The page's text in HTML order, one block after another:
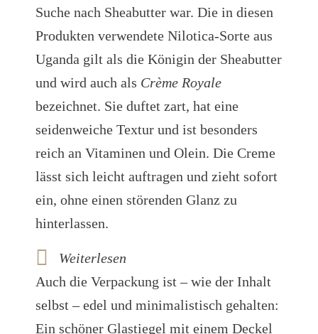
Suche nach Sheabutter war. Die in diesen
Produkten verwendete Nilotica-Sorte aus
Uganda gilt als die Königin der Sheabutter
und wird auch als Crème Royale
bezeichnet. Sie duftet zart, hat eine
seidenweiche Textur und ist besonders
reich an Vitaminen und Olein. Die Creme
lässt sich leicht auftragen und zieht sofort
ein, ohne einen störenden Glanz zu
hinterlassen.
Weiterlesen
Auch die Verpackung ist – wie der Inhalt
selbst – edel und minimalistisch gehalten:
Ein schöner Glastiegel mit einem Deckel